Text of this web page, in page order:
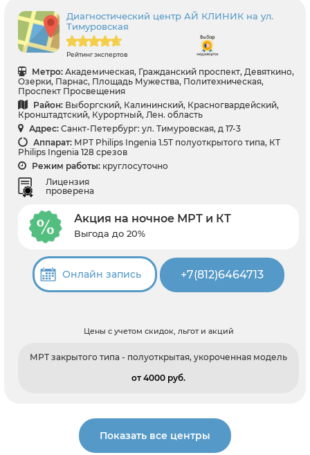
Диагностический центр АЙ КЛИНИК на ул.
Тимуровская
Рейтинг экспертов
Метро: Академическая, Гражданский проспект, Девяткино,
Озерки, Парнас, Площадь Мужества, Политехническая,
Проспект Просвещения
Район: Выборгский, Калининский, Красногвардейский,
Кронштадтский, Курортный, Лен. область
Адрес: Санкт-Петербург: ул. Тимуровская, д 17-3
Аппарат: МРТ Philips Ingenia 1.5T полуоткрытого типа, КТ
Philips Ingenia 128 срезов
Режим работы: круглосуточно
Лицензия
проверена
Акция на ночное МРТ и КТ
Выгода до 20%
Онлайн запись +7(812)6464713
Цены с учетом скидок, льгот и акций
МРТ закрытого типа - полуоткрытая, укороченная модель
от 4000 pуб.
Показать все центры